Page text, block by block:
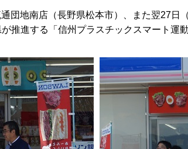
団地南店（長野県松本市）、また翌27日
推進する「信州プラスチックスマート運